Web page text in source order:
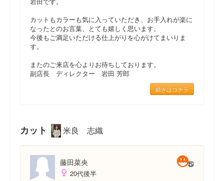
カットもカラーも気に入っていただき、お手入れが楽に
なったとのお言葉、とても嬉しく思います。
今後もご満足いただける仕上がりを心がけてまいりま
す。
またのご来店を心よりお待ちしております。
副店長 ディレクター 岩田 芳郎
続きはコチラ
カット 米良 志織
藤田菜央
20代後半